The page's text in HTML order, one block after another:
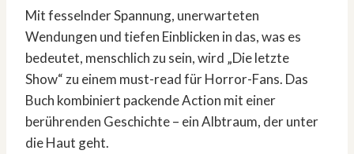
Mit fesselnder Spannung, unerwarteten
Wendungen und tiefen Einblicken in das, was es
bedeutet, menschlich zu sein, wird „Die letzte
Show“ zu einem must-read für Horror-Fans. Das
Buch kombiniert packende Action mit einer
berührenden Geschichte – ein Albtraum, der unter
die Haut geht.